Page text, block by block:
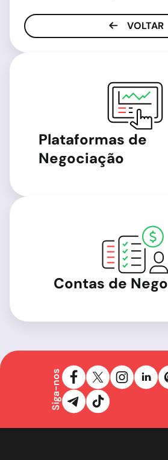
VOLTAR
Plataformas de
Negociação
Contas de
Siga-nos